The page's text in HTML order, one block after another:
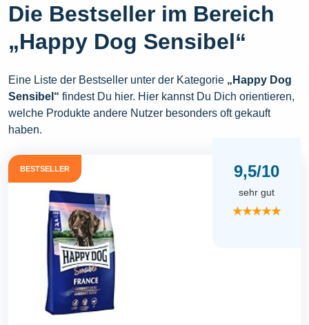
Die Bestseller im Bereich
„Happy Dog Sensibel“
Eine Liste der Bestseller unter der Kategorie „Happy Dog
Sensibel“ findest Du hier. Hier kannst Du Dich orientieren,
welche Produkte andere Nutzer besonders oft gekauft
haben.
BESTSELLER 9,5/10
sehr gut
★★★★★